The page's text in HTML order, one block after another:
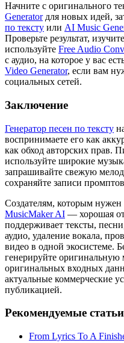
Начните с оригинального
Generatorдля новых идей,
по тексту или AI Music
Проверьте результат,
используйте Free Audio
с аудио, на которое у вас
Video Generator, если вам
социальных сетей.
Заключение
Генератор песен по тексту
воспринимаете его как
как обход авторских прав.
используйте широкие
запрашивайте свежую
сохраняйте записи
Создателям, которым
MusicMaker AI — хорошая
поддерживает тексты,
аудио, удаление вокала,
видео в одной экосистеме.
генерируйте оригинальную
оригинальных входных
актуальные коммерческие
публикацией.
Рекомендуемые статьи
From Lyrics To A